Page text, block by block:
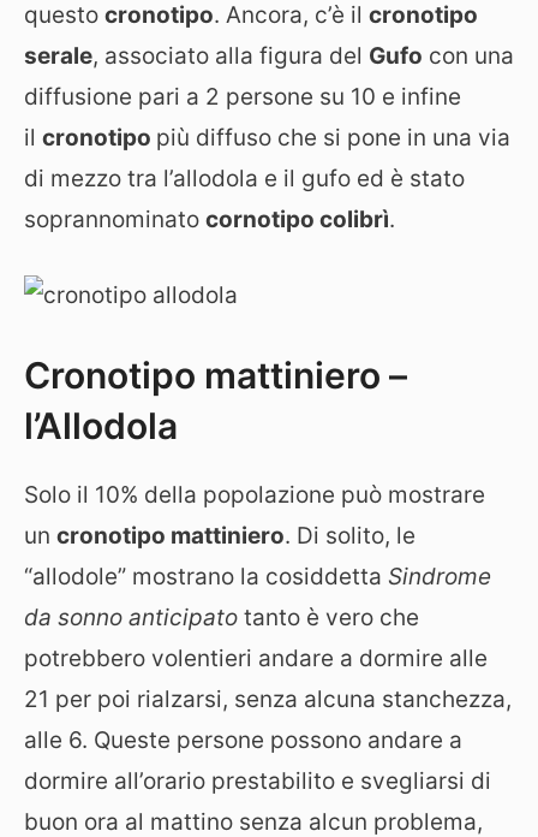
questo cronotipo. Ancora, c’è il cronotipo
serale, associato alla figura del Gufo con una
diffusione pari a 2 persone su 10 e infine
il cronotipo più diffuso che si pone in una via
di mezzo tra l’allodola e il gufo ed è stato
soprannominato cornotipo colibrì.
Cronotipo mattiniero –
l’Allodola
Solo il 10% della popolazione può mostrare
un cronotipo mattiniero. Di solito, le
“allodole” mostrano la cosiddetta Sindrome
da sonno anticipato tanto è vero che
potrebbero volentieri andare a dormire alle
21 per poi rialzarsi, senza alcuna stanchezza,
alle 6. Queste persone possono andare a
dormire all’orario prestabilito e svegliarsi di
buon ora al mattino senza alcun problema,